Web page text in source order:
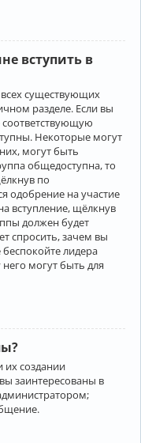
вступить в
существующих
разделе. Если вы
соответствующую
Некоторые могут
могут быть
общедоступна, то
по
одобрение на участие
вступление, щёлкнув
должен будет
спросить, зачем вы
лидера
могут быть для
создании
заинтересованы в